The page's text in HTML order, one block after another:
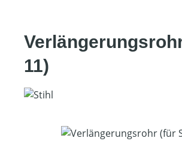
11)
Bildergalerie überspringen